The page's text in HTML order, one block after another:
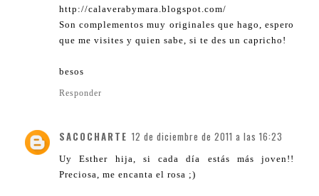
http://calaverabymara.blogspot.com/
Son complementos muy originales que hago, espero
que me visites y quien sabe, si te des un capricho!
besos
Responder
SACOCHARTE 12 de diciembre de 2011 a las 16:23
Uy Esther hija, si cada día estás más joven!!
Preciosa, me encanta el rosa ;)